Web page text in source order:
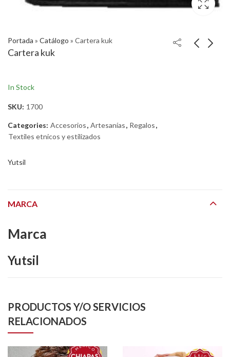
Portada » Catálogo » Cartera kuk
Cartera kuk
In Stock
SKU: 1700
Categories: Accesorios, Artesanías, Regalos,
Textiles etnicos y estilizados
Yutsil
MARCA
Marca
Yutsil
PRODUCTOS Y/O SERVICIOS
RELACIONADOS